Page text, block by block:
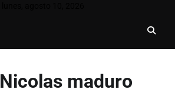
Nicolas maduro